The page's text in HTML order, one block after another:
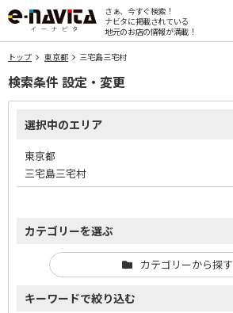
さぁ、今すぐ検索！
ナビタに掲載されている
地元のお店の情報が満載！
トップ 東京都 三宅島三宅村
検索条件 設定・変更
選択中のエリア
東京都
三宅島三宅村
カテゴリーを選ぶ
カテゴリーから探す
キーワードで絞り込む